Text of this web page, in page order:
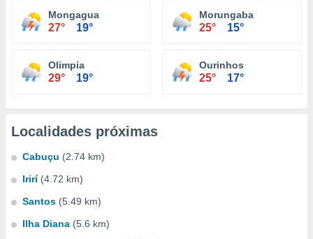
Mongagua
27° 19°
Morungaba
25° 15°
Olimpia
29° 19°
Ourinhos
25° 17°
Localidades próximas
Cabuçu (2.74 km)
Irirí (4.72 km)
Santos (5.49 km)
Ilha Diana (5.6 km)